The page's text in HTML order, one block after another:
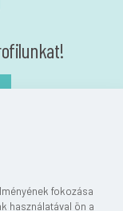
fokozása
használatával ön a